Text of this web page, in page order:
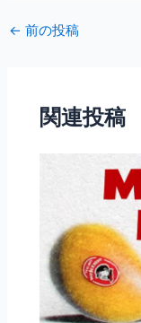
c
e
o
o
k
← 前の投稿
関連投稿